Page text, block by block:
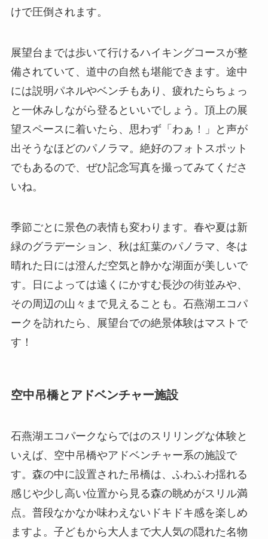
けで圧倒されます。
展望台までは歩いて行けるハイキングコースが整
備されていて、道中の自然も堪能できます。途中
には説明パネルやベンチもあり、疲れたらちょっ
と一休みしながら登るといいでしょう。頂上の展
望スペースに着いたら、思わず「わぁ！」と声が
出そうなほどのパノラマ。絶好のフォトスポット
でもあるので、ぜひ記念写真を撮ってみてくださ
いね。
季節ごとに景色の表情も変わります。春や夏は新
緑のグラデーション、秋は紅葉のパノラマ、冬は
晴れた日には澄んだ空気と静かな湖面が美しいで
す。日によっては遠くにかすむ長沙の街並みや、
その周辺の山々まで見えることも。石燕湖エコパ
ークを訪れたら、展望台での絶景体験はマストで
す！
空中吊橋とアドベンチャー施設
石燕湖エコパークならではのスリリングな体験と
いえば、空中吊橋やアドベンチャー系の施設で
す。森の中に設置された吊橋は、ふわふわ揺れる
感じや少し高い位置から見る森の眺めがスリル満
点。普段なかなか味わえないドキドキ感を楽しめ
ますよ。子どもから大人まで大人気の隠れた名物